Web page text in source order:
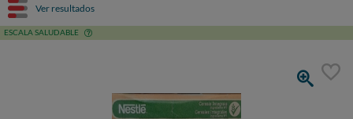
Ver resultados
ESCALA SALUDABLE